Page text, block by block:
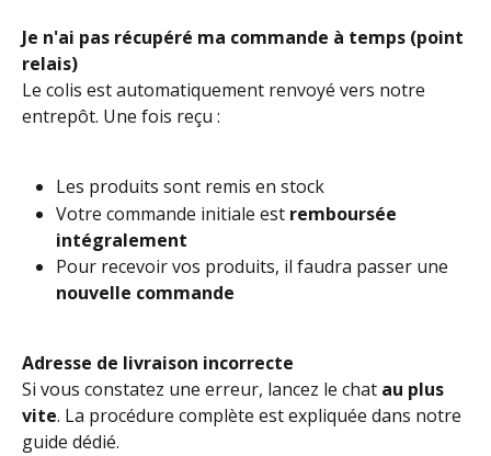
Je n'ai pas récupéré ma commande à temps (point
relais)
Le colis est automatiquement renvoyé vers notre
entrepôt. Une fois reçu :
Les produits sont remis en stock
Votre commande initiale est remboursée
intégralement
Pour recevoir vos produits, il faudra passer une
nouvelle commande
Adresse de livraison incorrecte
Si vous constatez une erreur, lancez le chat au plus
vite. La procédure complète est expliquée dans notre
guide dédié.